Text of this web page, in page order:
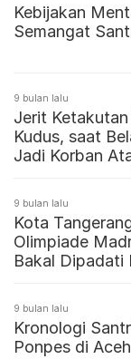
Kebijakan
Semangat
9 bulan lalu
Jerit
Kudus, saat
Jadi Korban
9 bulan lalu
Kota
Olimpiade
Bakal Dipadati
9 bulan lalu
Kronologi
Ponpes di